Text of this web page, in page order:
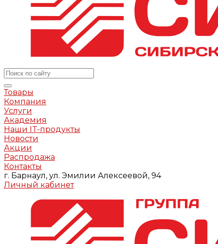
Товары
Компания
Услуги
Академия
Наши IT-продукты
Новости
Акции
Распродажа
Контакты
г. Барнаул, ул. Эмилии Алексеевой, 94
Личный кабинет